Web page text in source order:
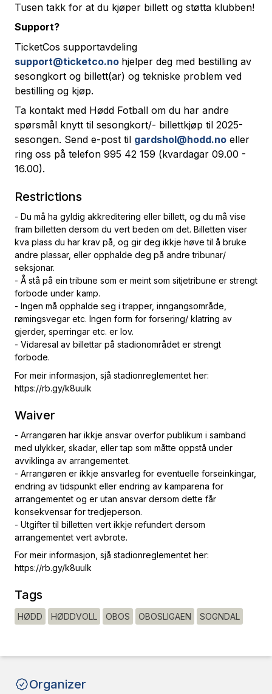
Tusen takk for at du kjøper billett og støtta klubben!
Support?
TicketCos supportavdeling
support@ticketco.no hjelper deg med bestilling av
sesongkort og billett(ar) og tekniske problem ved
bestilling og kjøp.
Ta kontakt med Hødd Fotball om du har andre
spørsmål knytt til sesongkort/- billettkjøp til 2025-
sesongen. Send e-post til gardshol@hodd.no eller
ring oss på telefon 995 42 159 (kvardagar 09.00 -
16.00).
Restrictions
- Du må ha gyldig akkreditering eller billett, og du må vise
fram billetten dersom du vert beden om det. Billetten viser
kva plass du har krav på, og gir deg ikkje høve til å bruke
andre plassar, eller opphalde deg på andre tribunar/
seksjonar.
- Å stå på ein tribune som er meint som sitjetribune er strengt
forbode under kamp.
- Ingen må opphalde seg i trapper, inngangsområde,
rømingsvegar etc. Ingen form for forsering/ klatring av
gjerder, sperringar etc. er lov.
- Vidaresal av billettar på stadionområdet er strengt
forbode.
For meir informasjon, sjå stadionreglementet her:
https://rb.gy/k8uulk
Waiver
- Arrangøren har ikkje ansvar overfor publikum i samband
med ulykker, skadar, eller tap som måtte oppstå under
avviklinga av arrangementet.
- Arrangøren er ikkje ansvarleg for eventuelle forseinkingar,
endring av tidspunkt eller endring av kamparena for
arrangementet og er utan ansvar dersom dette får
konsekvensar for tredjeperson.
- Utgifter til billetten vert ikkje refundert dersom
arrangementet vert avbrote.
For meir informasjon, sjå stadionreglementet her:
https://rb.gy/k8uulk
Tags
HØDD HØDDVOLL OBOS OBOSLIGAEN SOGNDAL
Organizer